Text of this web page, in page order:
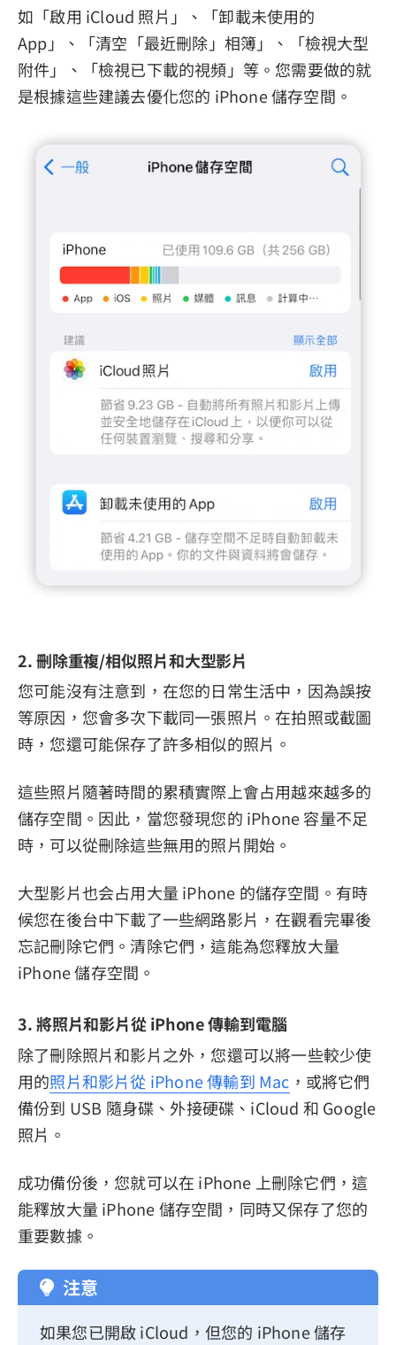
如「啟用 iCloud 照片」、「卸載未使用的
App」、「清空「最近刪除」相簿」、「檢視大型
附件」、「檢視已下載的視頻」等。您需要做的就
是根據這些建議去優化您的 iPhone 儲存空間。
2. 刪除重複/相似照片和大型影片
您可能沒有注意到，在您的日常生活中，因為誤按
等原因，您會多次下載同一張照片。在拍照或截圖
時，您還可能保存了許多相似的照片。
這些照片隨著時間的累積實際上會占用越來越多的
儲存空間。因此，當您發現您的 iPhone 容量不足
時，可以從刪除這些無用的照片開始。
大型影片也会占用大量 iPhone 的儲存空間。有時
候您在後台中下載了一些網路影片，在觀看完畢後
忘記刪除它們。清除它們，這能為您釋放大量
iPhone 儲存空間。
3. 將照片和影片從 iPhone 傳輸到電腦
除了刪除照片和影片之外，您還可以將一些較少使
用的照片和影片從 iPhone 傳輸到 Mac ，或將它們
備份到 USB 隨身碟、外接硬碟、iCloud 和 Google
照片。
成功備份後，您就可以在 iPhone 上刪除它們，這
能釋放大量 iPhone 儲存空間，同時又保存了您的
重要數據。
注意
如果您已開啟 iCloud，但您的 iPhone 儲存